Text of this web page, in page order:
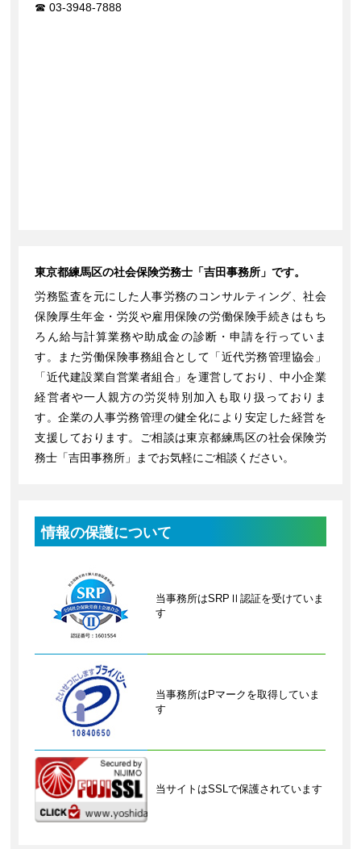
03-3948-7888
東京都練馬区の社会保険労務士「吉田事務所」です。
労務監査を元にした人事労務のコンサルティング、社会
保険厚生年金・労災や雇用保険の労働保険手続きはもち
ろん給与計算業務や助成金の診断・申請を行っていま
す。また労働保険事務組合として「近代労務管理協会」
「近代建設業自営業者組合」を運営しており、中小企業
経営者や一人親方の労災特別加入も取り扱っておりま
す。企業の人事労務管理の健全化により安定した経営を
支援しております。ご相談は東京都練馬区の社会保険労
務士「吉田事務所」までお気軽にご相談ください。
情報の保護について
当事務所はSRPⅡ認証を受けていま
す
当事務所はPマークを取得していま
す
当サイトはSSLで保護されています